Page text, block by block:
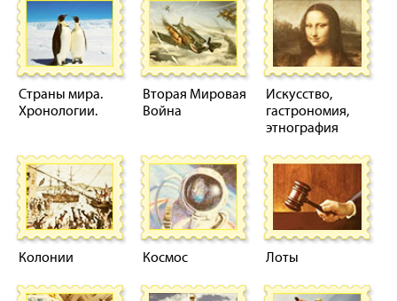
Страны мира.
Хронологии.
Вторая Мировая
Война
Искусство,
гастрономия,
этнография
Колонии Космос Лоты